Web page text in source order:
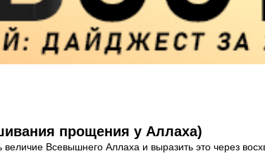
прощения у Аллаха)
Всевышнего Аллаха и выразить это через